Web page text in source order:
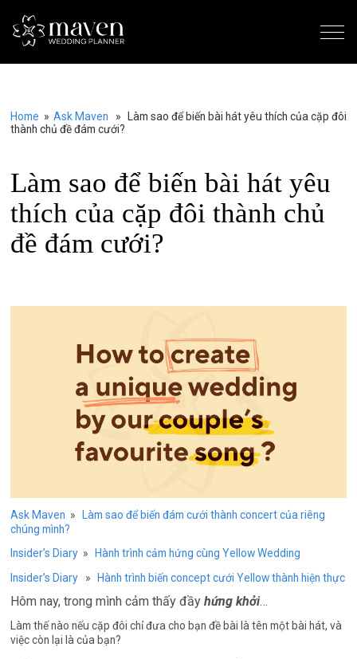
Home » Ask Maven » Làm sao để biến bài hát yêu thích của cặp đôi
thành chủ đề đám cưới?
Làm sao để biến bài hát yêu
thích của cặp đôi thành chủ
đề đám cưới?
Ask Maven »
Làm sao để biến đám cưới thành concert của riêng
chúng mình?
Insider’s Diary»
Hành trình cảm hứng cùng Yellow Wedding
Insider’s Diary» Hành trình biến concept cưới Yellow thành hiện thực
Hôm nay, trong mình cảm thấy đầy hứng khởi…
Làm thế nào nếu cặp đôi chỉ đưa cho bạn đề bài là tên một bài hát, và
việc còn lại là của bạn?